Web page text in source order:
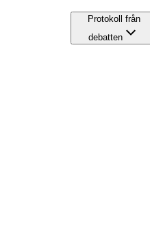
Protokoll från
debatten